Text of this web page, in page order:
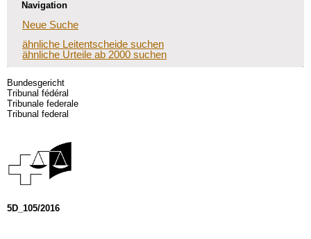
Navigation
Neue Suche
ähnliche Leitentscheide suchen
ähnliche Urteile ab 2000 suchen
Bundesgericht
Tribunal fédéral
Tribunale federale
Tribunal federal
5D_105/2016